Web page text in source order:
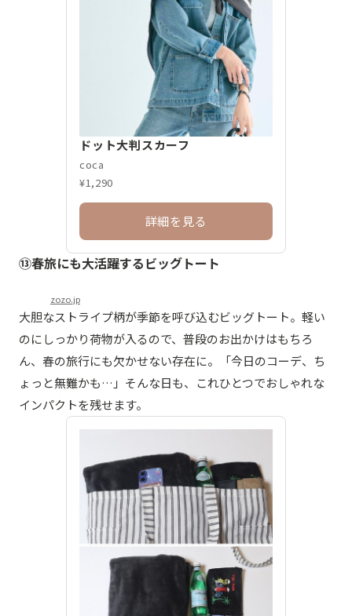
ドット大判スカーフ
coca
¥1,290
詳細を見る
⑬春旅にも大活躍するビッグトート
zozo.jp
大胆なストライプ柄が季節を呼び込むビッグトート。軽い
のにしっかり荷物が入るので、普段のお出かけはもちろ
ん、春の旅行にも欠かせない存在に。「今日のコーデ、ち
ょっと無難かも…」そんな日も、これひとつでおしゃれな
インパクトを残せます。